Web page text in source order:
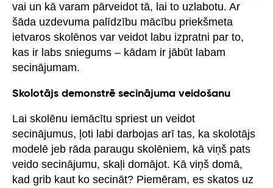
vai un kā varam pārveidot tā, lai to uzlabotu. Ar
šāda uzdevuma palīdzību mācību priekšmeta
ietvaros skolēnos var veidot labu izpratni par to,
kas ir labs sniegums – kādam ir jābūt labam
secinājumam.
Skolotājs demonstrē secinājuma veidošanu
Lai skolēnu iemācītu spriest un veidot
secinājumus, ļoti labi darbojas arī tas, ka skolotājs
modelē jeb rāda paraugu skolēniem, kā viņš pats
veido secinājumu, skaļi domājot. Kā viņš domā,
kad grib kaut ko secināt? Piemēram, es skatos uz